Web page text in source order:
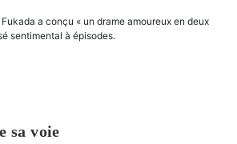
a conçu « un drame amoureux en deux
sentimental à épisodes.
sa voie